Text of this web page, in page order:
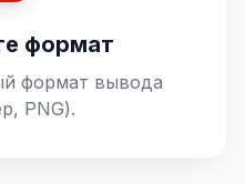
формат
формат вывода
PNG).